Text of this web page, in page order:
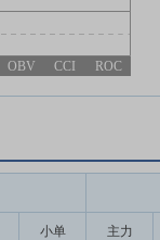
OBV CCI ROC
小单 主力